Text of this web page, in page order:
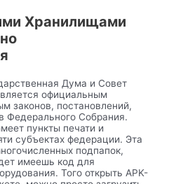
Хранилищами
Дума и Совет
официальным
законов, постановлений,
Федерального Собрания.
пункты печати и
субъектах федерации. Эта
подпапок,
имеешь код для
Того открыть APK-